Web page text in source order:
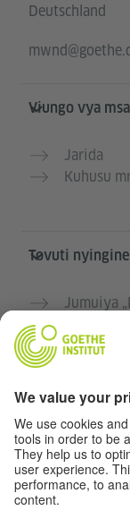
Deutschland
Viungo vya
Jarida
Kuhusu
Tovuti nyingine
Jumuiya
Kozi za
Faragha na
Taratibu